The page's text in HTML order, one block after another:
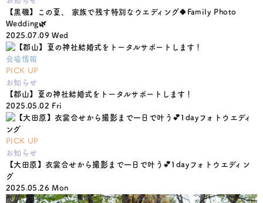
【黒磯】この夏、 家族で残す特別なウエディング🍀Family Photo
Wedding🌿
2025.07.09 Wed
会場情報
PICK UP
お知らせ
【郡山】夏の神社結婚式をトータルサポートします！
2025.05.02 Fri
PICK UP
お知らせ
【大田原】衣裳合せから撮影まで一日で叶う💕1dayフォトウエディン
グ
2025.05.26 Mon